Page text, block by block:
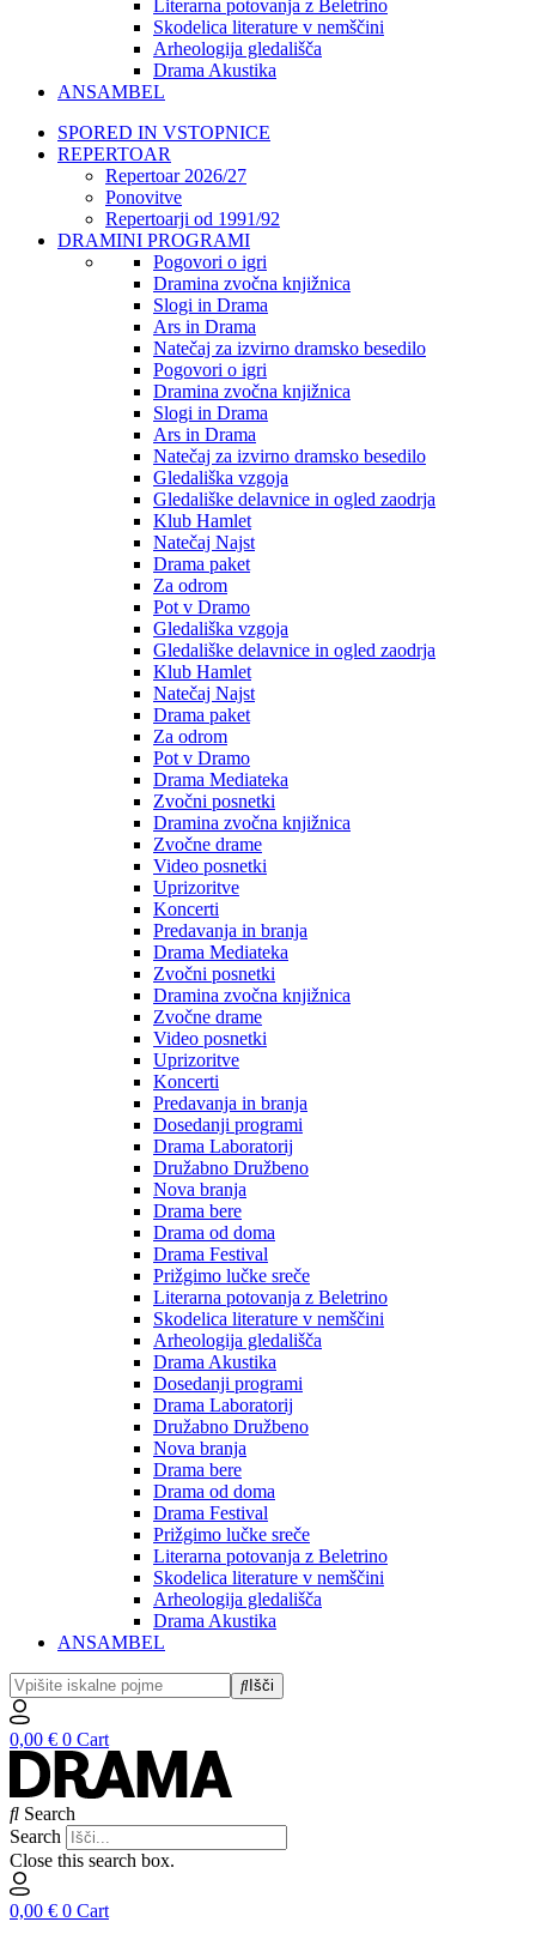
Literarna potovanja z Beletrino
Skodelica literature v nemščini
Arheologija gledališča
Drama Akustika
ANSAMBEL
SPORED IN VSTOPNICE
REPERTOAR
Repertoar 2026/27
Ponovitve
Repertoarji od 1991/92
DRAMINI PROGRAMI
Pogovori o igri
Dramina zvočna knjižnica
Slogi in Drama
Ars in Drama
Natečaj za izvirno dramsko besedilo
Pogovori o igri
Dramina zvočna knjižnica
Slogi in Drama
Ars in Drama
Natečaj za izvirno dramsko besedilo
Gledališka vzgoja
Gledališke delavnice in ogled zaodrja
Klub Hamlet
Natečaj Najst
Drama paket
Za odrom
Pot v Dramo
Gledališka vzgoja
Gledališke delavnice in ogled zaodrja
Klub Hamlet
Natečaj Najst
Drama paket
Za odrom
Pot v Dramo
Drama Mediateka
Zvočni posnetki
Dramina zvočna knjižnica
Zvočne drame
Video posnetki
Uprizoritve
Koncerti
Predavanja in branja
Drama Mediateka
Zvočni posnetki
Dramina zvočna knjižnica
Zvočne drame
Video posnetki
Uprizoritve
Koncerti
Predavanja in branja
Dosedanji programi
Drama Laboratorij
Družabno Družbeno
Nova branja
Drama bere
Drama od doma
Drama Festival
Prižgimo lučke sreče
Literarna potovanja z Beletrino
Skodelica literature v nemščini
Arheologija gledališča
Drama Akustika
Dosedanji programi
Drama Laboratorij
Družabno Družbeno
Nova branja
Drama bere
Drama od doma
Drama Festival
Prižgimo lučke sreče
Literarna potovanja z Beletrino
Skodelica literature v nemščini
Arheologija gledališča
Drama Akustika
ANSAMBEL
Išči
0,00 € 0 Cart
Search
Search
Close this search box.
0,00 € 0 Cart